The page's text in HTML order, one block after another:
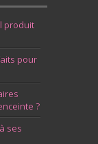
produit
pour
?
ses